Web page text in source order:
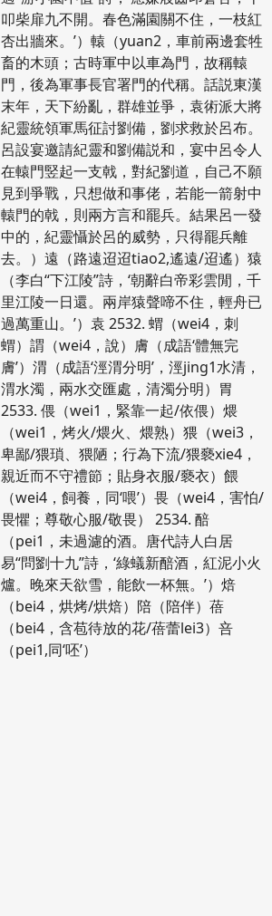
叩柴扉九不開。春色滿園關不住，一枝紅
杏出牆來。’）轅（yuan2，車前兩邊套牲
畜的木頭；古時軍中以車為門，故稱轅
門，後為軍事長官署門的代稱。話説東漢
末年，天下紛亂，群雄並爭，袁術派大將
紀靈統領軍馬征討劉備，劉求救於呂布。
呂設宴邀請紀靈和劉備説和，宴中呂令人
在轅門竪起一支戟，對紀劉道，自己不願
見到爭戰，只想做和事佬，若能一箭射中
轅門的戟，則兩方言和罷兵。結果呂一發
中的，紀靈懾於呂的威勢，只得罷兵離
去。）遠（路遠迢迢tiao2,遙遠/迢遙）猿
（李白“下江陵”詩，‘朝辭白帝彩雲閒，千
里江陵一日還。兩岸猿聲啼不住，輕舟已
過萬重山。’）袁 2532. 蝟（wei4，刺
蝟）謂（wei4，說）膚（成語‘體無完
膚’）渭（成語‘涇渭分明’，涇jing1水清，
渭水濁，兩水交匯處，清濁分明）胃
2533. 偎（wei1，緊靠一起/依偎）煨
（wei1，烤火/煨火、煨熟）猥（wei3，
卑鄙/猥瑣、猥陋；行為下流/猥褻xie4，
親近而不守禮節；貼身衣服/褻衣）餵
（wei4，飼養，同‘喂’）畏（wei4，害怕/
畏懼；尊敬心服/敬畏） 2534. 醅
（pei1，未過濾的酒。唐代詩人白居
易“問劉十九”詩，‘綠蟻新醅酒，紅泥小火
爐。晚來天欲雪，能飲一杯無。’）焙
（bei4，烘烤/烘焙）陪（陪伴）蓓
（bei4，含苞待放的花/蓓蕾lei3）咅
（pei1,同‘呸’）